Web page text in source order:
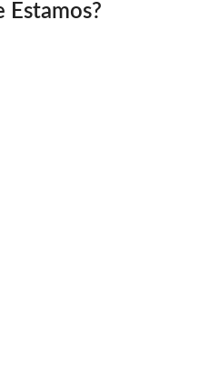
Estamos?